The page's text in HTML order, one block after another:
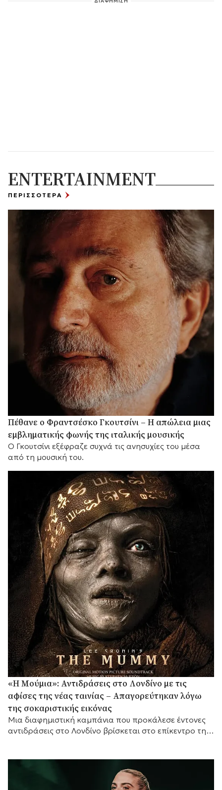
ENTERTAINMENT
ΠΕΡΙΣΣΟΤΕΡΑ
Πέθανε ο Φραντσέσκο Γκουτσίνι – Η απώλεια μιας
εμβληματικής φωνής της ιταλικής μουσικής
Ο Γκουτσίνι εξέφραζε συχνά τις ανησυχίες του μέσα
από τη μουσική του.
«Η Μούμια»: Αντιδράσεις στο Λονδίνο με τις
αφίσες της νέας ταινίας – Απαγορεύτηκαν λόγω
της σοκαριστικής εικόνας
Μια διαφημιστική καμπάνια που προκάλεσε έντονες
αντιδράσεις στο Λονδίνο βρίσκεται στο επίκεντρο της